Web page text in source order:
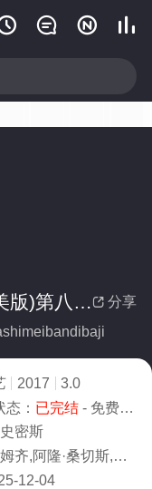
  
 分享
厨艺大师(美版)第八季(全集)
2017
3.0
态： 已完结- 免费在线观看
密斯
隆·桑切斯,克里斯蒂娜·托西
12-04